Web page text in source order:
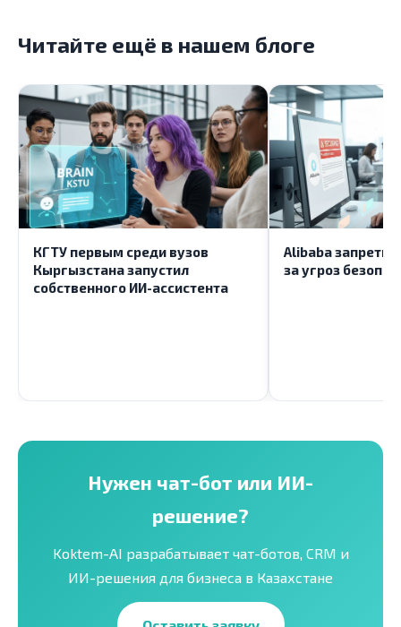
Читайте ещё в нашем блоге
КГТУ первым среди вузов
Кыргызстана запустил
собственного ИИ-ассистента
Alibaba запретит
за угроз
Нужен чат-бот или ИИ-
решение?
Koktem-AI разрабатывает чат-ботов, CRM и
ИИ-решения для бизнеса в Казахстане